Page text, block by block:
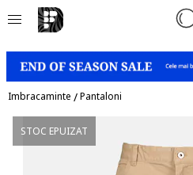
Imbracaminte /Pantaloni
STOC EPUIZAT